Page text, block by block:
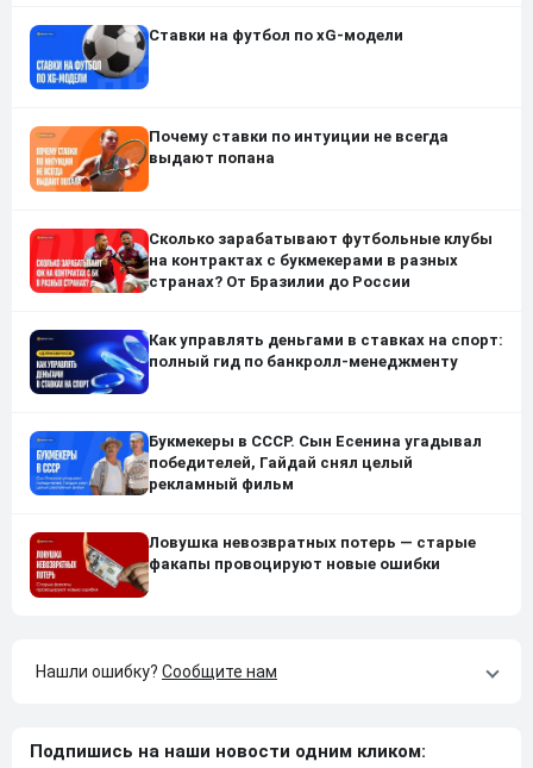
Ставки на футбол по xG-модели
Почему ставки по интуиции не всегда
выдают попана
Сколько зарабатывают футбольные клубы
на контрактах с букмекерами в разных
странах? От Бразилии до России
Как управлять деньгами в ставках на спорт:
полный гид по банкролл-менеджменту
Букмекеры в СССР. Сын Есенина угадывал
победителей, Гайдай снял целый
рекламный фильм
Ловушка невозвратных потерь — старые
факапы провоцируют новые ошибки
Нашли ошибку? Сообщите нам
Подпишись на наши новости одним кликом: